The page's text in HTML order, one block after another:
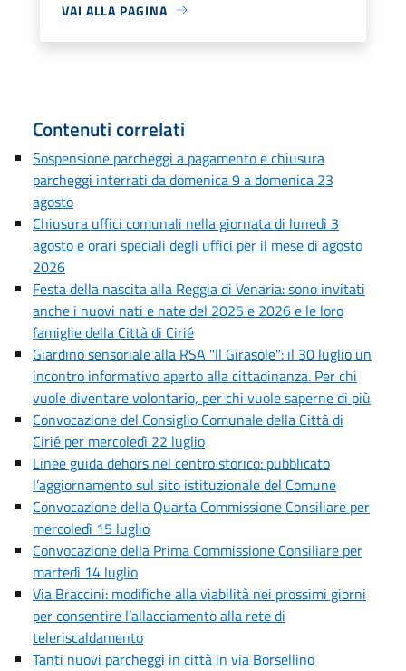
VAI ALLA PAGINA
Contenuti correlati
Sospensione parcheggi a pagamento e chiusura
parcheggi interrati da domenica 9 a domenica 23
agosto
Chiusura uffici comunali nella giornata di lunedì 3
agosto e orari speciali degli uffici per il mese di agosto
2026
Festa della nascita alla Reggia di Venaria: sono invitati
anche i nuovi nati e nate del 2025 e 2026 e le loro
famiglie della Città di Cirié
Giardino sensoriale alla RSA "Il Girasole": il 30 luglio un
incontro informativo aperto alla cittadinanza. Per chi
vuole diventare volontario, per chi vuole saperne di più
Convocazione del Consiglio Comunale della Città di
Cirié per mercoledì 22 luglio
Linee guida dehors nel centro storico: pubblicato
l’aggiornamento sul sito istituzionale del Comune
Convocazione della Quarta Commissione Consiliare per
mercoledì 15 luglio
Convocazione della Prima Commissione Consiliare per
martedì 14 luglio
Via Braccini: modifiche alla viabilità nei prossimi giorni
per consentire l’allacciamento alla rete di
teleriscaldamento
Tanti nuovi parcheggi in città in via Borsellino